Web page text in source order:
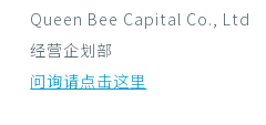
Queen Bee Capital Co., Ltd
经营企划部
问询请点击这里